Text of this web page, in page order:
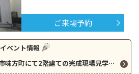
ご来場予約
イベント情報
【予約制】2日間限定！綾部市味方町にて2階建ての完成現場見学会を開催します！ ★2階建て 34坪 3LDK GRAND SMARTのお家★